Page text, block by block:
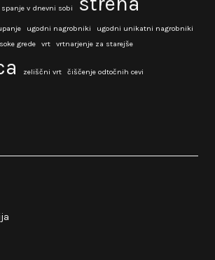
spanje v dnevni sobi
ugodni nagrobniki
ugodni unikatni nagrobniki
grede vrt vrtnarjenje za starejše
zeliščni vrt čiščenje odtočnih cevi